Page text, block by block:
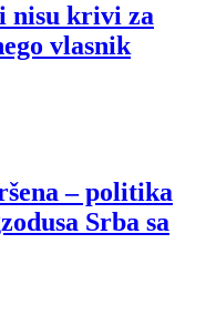
nisu krivi za
vlasnik
– politika
Srba sa